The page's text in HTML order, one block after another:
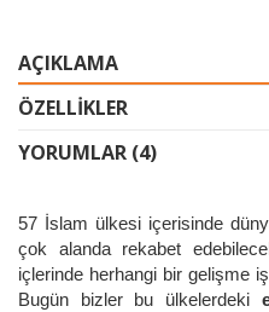
AÇIKLAMA
ÖZELLIKLER
YORUMLAR (4)
57 İslam ülkesi içerisinde
çok alanda rekabet
içlerinde herhangi bir gelişme
Bugün bizler bu ülkelerdeki